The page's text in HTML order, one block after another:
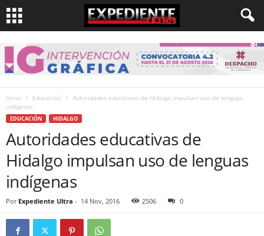
Inicio Educación
Autoridades educativas de Hidalgo impulsan uso de lenguas
indígenas
EDUCACIÓN HIDALGO
Autoridades educativas de
Hidalgo impulsan uso de lenguas
indígenas
Por Expediente Ultra - 14 Nov, 2016 2506 0